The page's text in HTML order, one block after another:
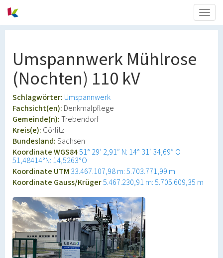
Umspannwerk Mühlrose
(Nochten) 110 kV
Schlagwörter: Umspannwerk
Fachsicht(en): Denkmalpflege
Gemeinde(n):Trebendorf
Kreis(e): Görlitz
Bundesland:Sachsen
Koordinate WGS8451° 29′ 2,91″ N: 14° 31′ 34,69″ O
51,48414°N: 14,5263°O
Koordinate UTM 33.467.107,98 m: 5.703.771,99 m
Koordinate Gauss/Krüger5.467.230,91 m: 5.705.609,35 m